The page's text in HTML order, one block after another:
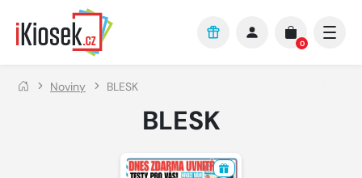
Přejít na hlavní obsah
0
Noviny BLESK
BLESK